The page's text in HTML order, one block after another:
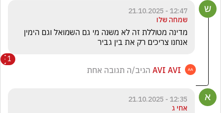
12:47 - 21.10.2025
שמחה שלו
אנחנו צריכים רק את בין גביר
1
AVI AVI הגיב/ה תגובה אחת
12:35 - 21.10.2025
אחי ג